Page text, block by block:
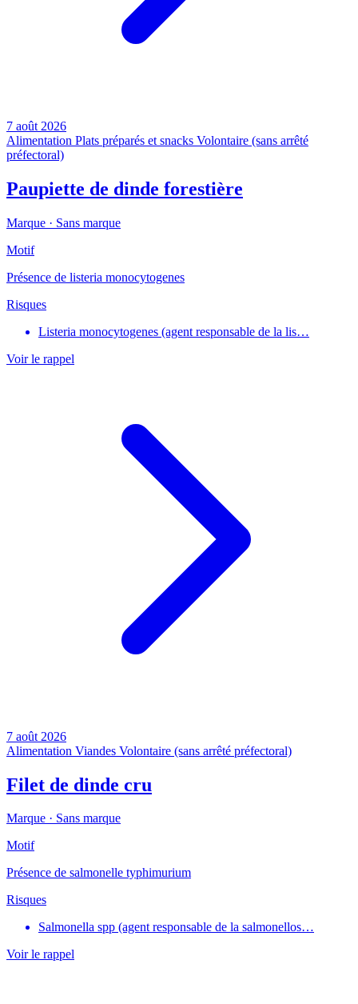
7 août 2026
Alimentation Plats préparés et snacks Volontaire (sans arrêté
préfectoral)
Paupiette de dinde forestière
Marque · Sans marque
Motif
Présence de listeria monocytogenes
Risques
Listeria monocytogenes (agent responsable de la lis…
Voir le rappel
7 août 2026
Alimentation Viandes Volontaire (sans arrêté préfectoral)
Filet de dinde cru
Marque · Sans marque
Motif
Présence de salmonelle typhimurium
Risques
Salmonella spp (agent responsable de la salmonellos…
Voir le rappel